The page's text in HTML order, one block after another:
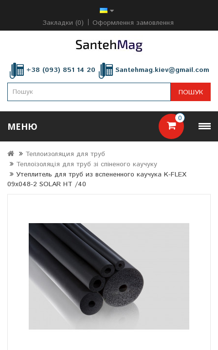
Закладки (0) Оформлення замовлення
+38 (093) 851 14 20 Santehmag.kiev@gmail.com
0
ПОШУК
МЕНЮ
Теплоизоляция для труб
Теплоізоляція для труб зі спіненого каучуку
Утеплитель для труб из вспененного каучука K-FLEX
09x048-2 SOLAR HT /40